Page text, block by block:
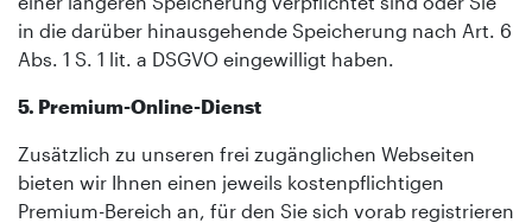
in die darüber hinausgehende Speicherung nach Art. 6
Abs. 1 S. 1 lit. a DSGVO eingewilligt haben.
5. Premium-Online-Dienst
Zusätzlich zu unseren frei zugänglichen Webseiten
bieten wir Ihnen einen jeweils kostenpflichtigen
Premium-Bereich an, für den Sie sich vorab registrieren